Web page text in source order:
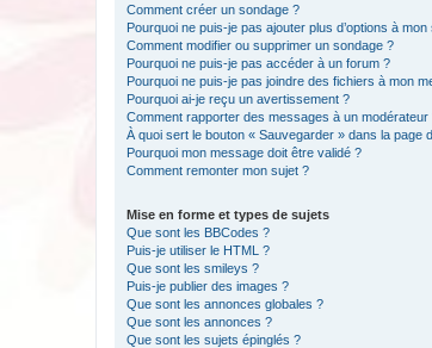
Comment créer un sondage ?
Pourquoi ne puis-je pas ajouter plus d’options à mon
Comment modifier ou supprimer un sondage ?
Pourquoi ne puis-je pas accéder à un forum ?
Pourquoi ne puis-je pas joindre des fichiers à mon
Pourquoi ai-je reçu un avertissement ?
Comment rapporter des messages à un modérateur
À quoi sert le bouton « Sauvegarder » dans la page
Pourquoi mon message doit être validé ?
Comment remonter mon sujet ?
Mise en forme et types de sujets
Que sont les BBCodes ?
Puis-je utiliser le HTML ?
Que sont les smileys ?
Puis-je publier des images ?
Que sont les annonces globales ?
Que sont les annonces ?
Que sont les sujets épinglés ?